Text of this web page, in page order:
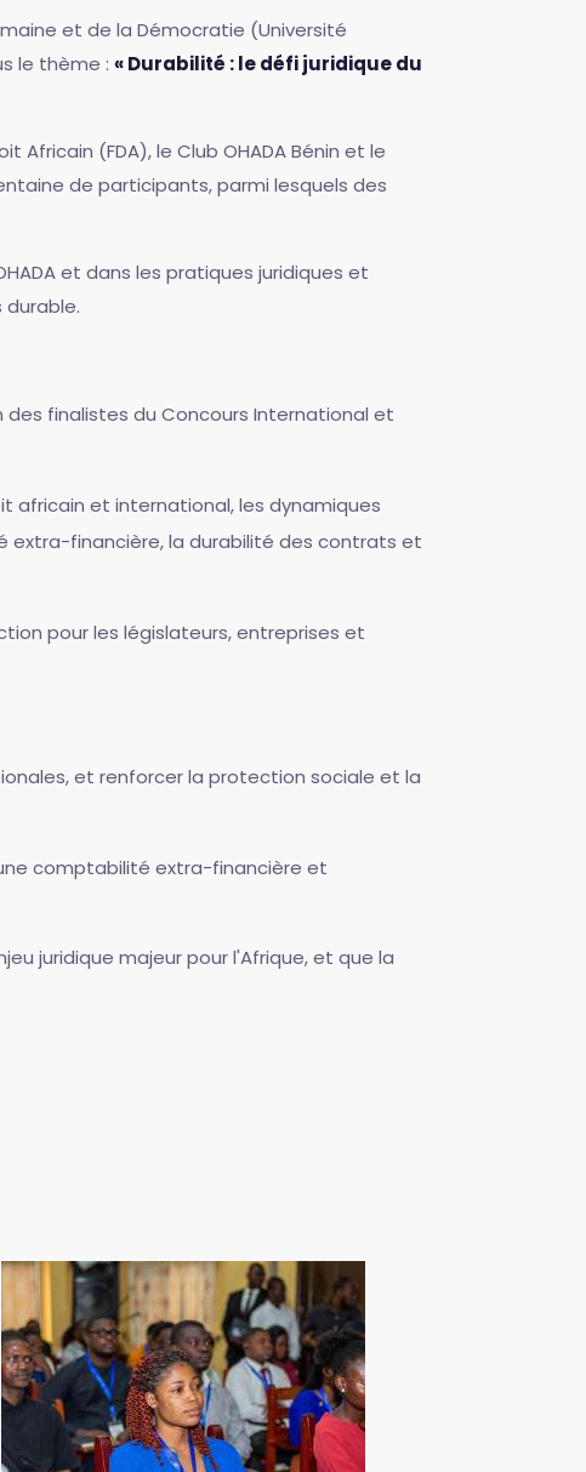
et de la Démocratie (Université
le thème : « Durabilité : le défi juridique du
(FDA), le Club OHADA Bénin et le
de participants, parmi lesquels des
et dans les pratiques juridiques et
finalistes du Concours International et
africain et international, les dynamiques
extra-financière, la durabilité des contrats et
pour les législateurs, entreprises et
et renforcer la protection sociale et la
comptabilité extra-financière et
juridique majeur pour l'Afrique, et que la